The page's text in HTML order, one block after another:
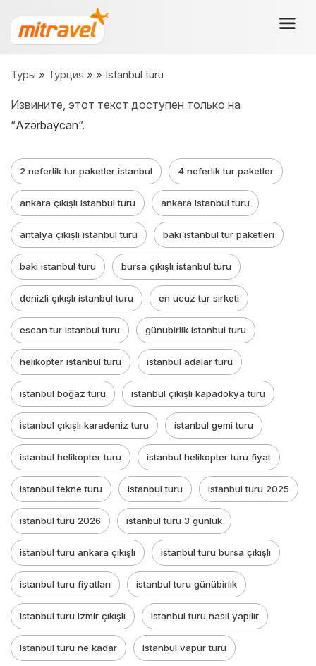
Туры » Турция » » Istanbul turu
Извините, этот текст доступен только на
“Azərbaycan”.
2 neferlik tur paketler istanbul 4 neferlik tur paketler
ankara çıkışlı istanbul turu ankara istanbul turu
antalya çıkışlı istanbul turu baki istanbul tur paketleri
baki istanbul turu bursa çıkışlı istanbul turu
denizli çıkışlı istanbul turu en ucuz tur sirketi
escan tur istanbul turu günübirlik istanbul turu
helikopter istanbul turu istanbul adalar turu
istanbul boğaz turu istanbul çıkışlı kapadokya turu
istanbul çıkışlı karadeniz turu istanbul gemi turu
istanbul helikopter turu istanbul helikopter turu fiyat
istanbul tekne turu istanbul turu istanbul turu 2025
istanbul turu 2026 istanbul turu 3 günlük
istanbul turu ankara çıkışlı istanbul turu bursa çıkışlı
istanbul turu fiyatları istanbul turu günübirlik
istanbul turu izmir çıkışlı istanbul turu nasıl yapılır
istanbul turu ne kadar istanbul vapur turu